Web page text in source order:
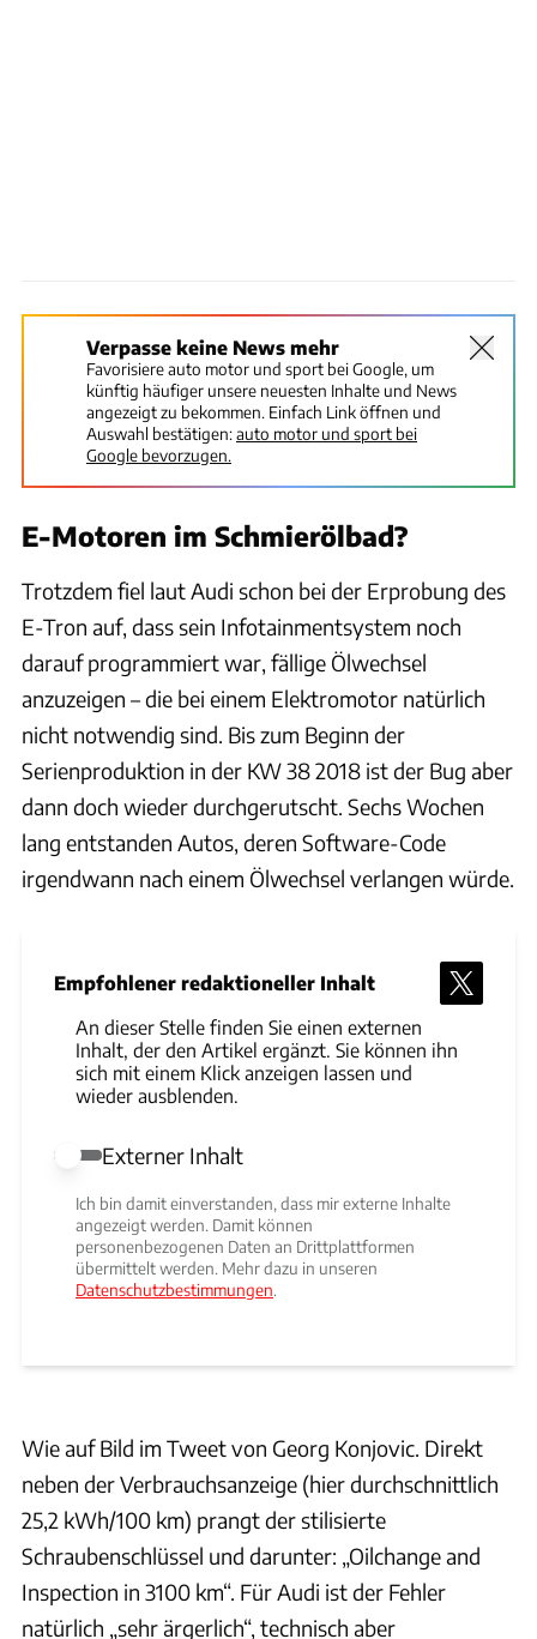
Verpasse keine News mehr
Favorisiere auto motor und sport bei Google, um
künftig häufiger unsere neuesten Inhalte und News
angezeigt zu bekommen. Einfach Link öffnen und
Auswahl bestätigen:auto motor und sport bei
Google bevorzugen.
E-Motoren im Schmierölbad?
Trotzdem fiel laut Audi schon bei der Erprobung des
E-Tron auf, dass sein Infotainmentsystem noch
darauf programmiert war, fällige Ölwechsel
anzuzeigen – die bei einem Elektromotor natürlich
nicht notwendig sind. Bis zum Beginn der
Serienproduktion in der KW 38 2018 ist der Bug aber
dann doch wieder durchgerutscht. Sechs Wochen
lang entstanden Autos, deren Software-Code
irgendwann nach einem Ölwechsel verlangen würde.
Empfohlener redaktioneller Inhalt
An dieser Stelle finden Sie einen externen
Inhalt, der den Artikel ergänzt. Sie können ihn
sich mit einem Klick anzeigen lassen und
wieder ausblenden.
Externer Inhalt erlauben
Externer Inhalt
Ich bin damit einverstanden, dass mir externe Inhalte
angezeigt werden. Damit können
personenbezogenen Daten an Drittplattformen
übermittelt werden. Mehr dazu in unseren
Datenschutzbestimmungen.
Wie auf Bild im Tweet von Georg Konjovic. Direkt
neben der Verbrauchsanzeige (hier durchschnittlich
25,2 kWh/100 km) prangt der stilisierte
Schraubenschlüssel und darunter: „Oilchange and
Inspection in 3100 km“. Für Audi ist der Fehler
natürlich „sehr ärgerlich“, technisch aber